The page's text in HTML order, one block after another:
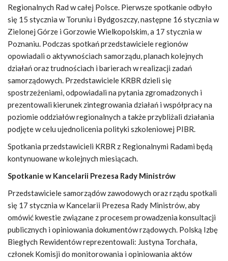
Regionalnych Rad w całej Polsce. Pierwsze spotkanie odbyło
się 15 stycznia w Toruniu i Bydgoszczy, następne 16 stycznia w
Zielonej Górze i Gorzowie Wielkopolskim, a 17 stycznia w
Poznaniu. Podczas spotkań przedstawiciele regionów
opowiadali o aktywnościach samorządu, planach kolejnych
działań oraz trudnościach i barierach w realizacji zadań
samorządowych. Przedstawiciele KRBR dzieli się
spostrzeżeniami, odpowiadali na pytania zgromadzonych i
prezentowali kierunek zintegrowania działań i współpracy na
poziomie oddziałów regionalnych a także przybliżali działania
podjęte w celu ujednolicenia polityki szkoleniowej PIBR.
Spotkania przedstawicieli KRBR z Regionalnymi Radami będą
kontynuowane w kolejnych miesiącach.
Spotkanie w Kancelarii Prezesa Rady Ministrów
Przedstawiciele samorządów zawodowych oraz rządu spotkali
się 17 stycznia w Kancelarii Prezesa Rady Ministrów, aby
omówić kwestie związane z procesem prowadzenia konsultacji
publicznych i opiniowania dokumentów rządowych. Polską Izbę
Biegłych Rewidentów reprezentowali: Justyna Torchała,
członek Komisji do monitorowania i opiniowania aktów